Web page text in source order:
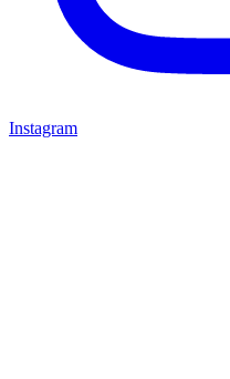
Instagram